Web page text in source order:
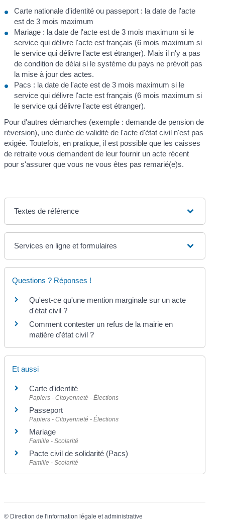
Carte nationale d'identité ou passeport : la date de l'acte
est de 3 mois maximum
Mariage : la date de l'acte est de 3 mois maximum si le
service qui délivre l'acte est français (6 mois maximum si
le service qui délivre l'acte est étranger). Mais il n'y a pas
de condition de délai si le système du pays ne prévoit pas
la mise à jour des actes.
Pacs : la date de l'acte est de 3 mois maximum si le
service qui délivre l'acte est français (6 mois maximum si
le service qui délivre l'acte est étranger).
Pour d'autres démarches (exemple : demande de pension de
réversion), une durée de validité de l'acte d'état civil n'est pas
exigée. Toutefois, en pratique, il est possible que les caisses
de retraite vous demandent de leur fournir un acte récent
pour s'assurer que vous ne vous êtes pas remarié(e)s.
Textes de référence
Services en ligne et formulaires
Questions ? Réponses !
Qu'est-ce qu'une mention marginale sur un acte
d'état civil ?
Comment contester un refus de la mairie en
matière d'état civil ?
Et aussi
Carte d'identité
Papiers - Citoyenneté - Élections
Passeport
Papiers - Citoyenneté - Élections
Mariage
Famille - Scolarité
Pacte civil de solidarité (Pacs)
Famille - Scolarité
© Direction de l'information légale et administrative